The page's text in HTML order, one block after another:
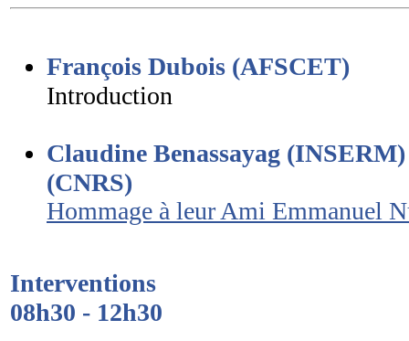
François Dubois (AFSCET)
Introduction
Claudine Benassayag
(CNRS)
Hommage à leur Ami Emmanuel
Interventions
08h30 - 12h30